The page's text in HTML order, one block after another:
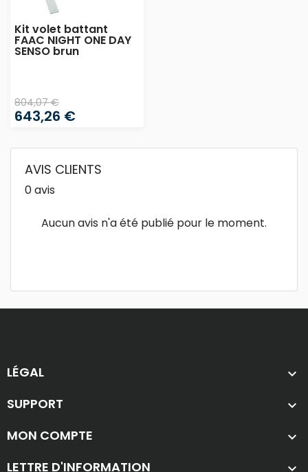
Kit volet battant
FAAC NIGHT ONE DAY
SENSO brun
804,07 €
643,26 €
AVIS CLIENTS
0 avis
Aucun avis n'a été publié pour le moment.
LÉGAL 
SUPPORT 
MON COMPTE 
LETTRE D'INFORMATION 